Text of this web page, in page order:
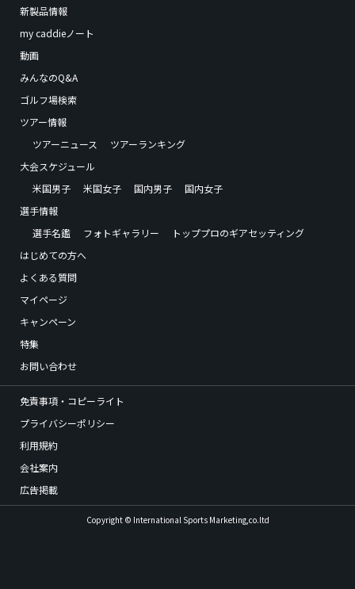
新製品情報
my caddieノート
動画
みんなのQ&A
ゴルフ場検索
ツアー情報
ツアーニュース
ツアーランキング
大会スケジュール
米国男子
米国女子 国内男子
国内女子
選手情報
選手名鑑
フォトギャラリー
トッププロのギアセッティング
はじめての方へ
よくある質問
マイページ
キャンペーン
特集
お問い合わせ
免責事項・コピーライト
プライバシーポリシー
利用規約
会社案内
広告掲載
Copyright © International Sports Marketing,co.ltd